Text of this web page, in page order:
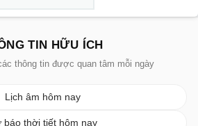
TIN HỮU ÍCH
thông tin được quan tâm mỗi ngày
Lịch âm hôm nay
báo thời tiết hôm nay